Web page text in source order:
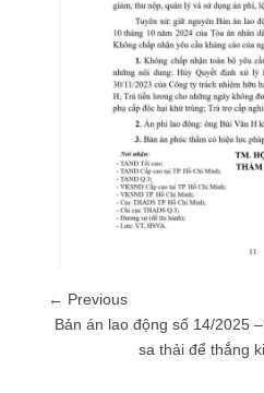
← Previous
Bản án lao động số 14/2025
sa thải để thắng